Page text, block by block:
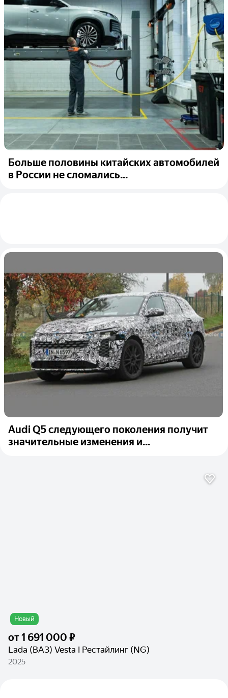
Больше половины китайских автомобилей
в России не сломались...
Audi Q5 следующего поколения получит
значительные изменения и...
Новый
от1 691 000 ₽
Lada (ВАЗ) Vesta I Рестайлинг (NG)
2025